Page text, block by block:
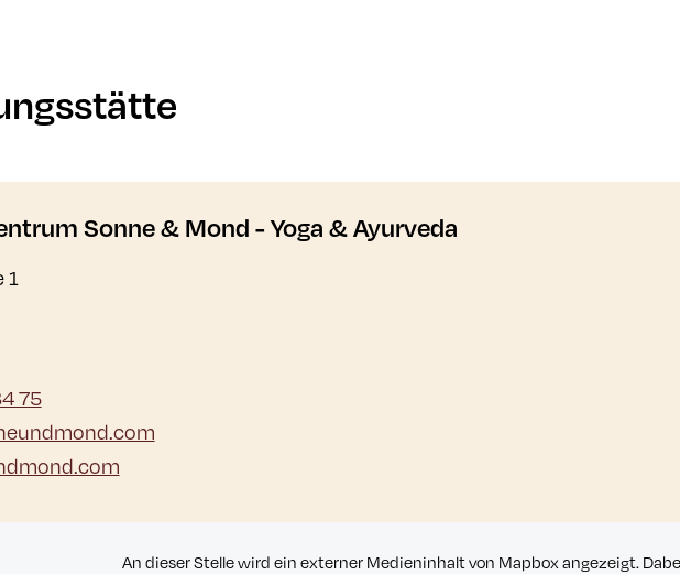
Sonne & Mond - Yoga & Ayurveda
1
75
An dieser Stelle wird ein externer Medieninhalt von Mapbox angezeigt.